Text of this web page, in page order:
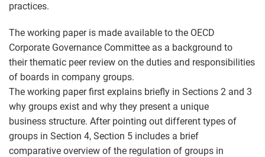
practices.
The working paper is made available to the OECD
Corporate Governance Committee as a background to
their thematic peer review on the duties and responsibilities
of boards in company groups.
The working paper first explains briefly in Sections 2 and 3
why groups exist and why they present a unique
business structure. After pointing out different types of
groups in Section 4, Section 5 includes a brief
comparative overview of the regulation of groups in